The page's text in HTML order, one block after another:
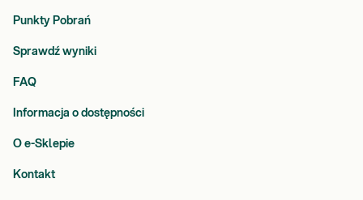
Punkty Pobrań
Sprawdź wyniki
FAQ
Informacja o dostępności
O e-Sklepie
Kontakt